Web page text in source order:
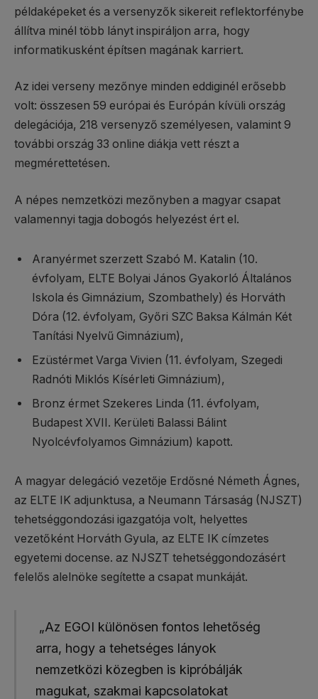
példaképeket és a versenyzők sikereit reflektorfénybe
állítva minél több lányt inspiráljon arra, hogy
informatikusként építsen magának karriert.
Az idei verseny mezőnye minden eddiginél erősebb
volt: összesen 59 európai és Európán kívüli ország
delegációja, 218 versenyző személyesen, valamint 9
további ország 33 online diákja vett részt a
megmérettetésen.
A népes nemzetközi mezőnyben a magyar csapat
valamennyi tagja dobogós helyezést ért el.
Aranyérmet szerzett Szabó M. Katalin (10.
évfolyam, ELTE Bolyai János Gyakorló Általános
Iskola és Gimnázium, Szombathely) és Horváth
Dóra (12. évfolyam, Győri SZC Baksa Kálmán Két
Tanítási Nyelvű Gimnázium),
Ezüstérmet Varga Vivien (11. évfolyam, Szegedi
Radnóti Miklós Kísérleti Gimnázium),
Bronz érmet Szekeres Linda (11. évfolyam,
Budapest XVII. Kerületi Balassi Bálint
Nyolcévfolyamos Gimnázium) kapott.
A magyar delegáció vezetője Erdősné Németh Ágnes,
az ELTE IK adjunktusa, a Neumann Társaság (NJSZT)
tehetséggondozási igazgatója volt, helyettes
vezetőként Horváth Gyula, az ELTE IK címzetes
egyetemi docense. az NJSZT tehetséggondozásért
felelős alelnöke segítette a csapat munkáját.
„Az EGOI különösen fontos lehetőség
arra, hogy a tehetséges lányok
nemzetközi közegben is kipróbálják
magukat, szakmai kapcsolatokat